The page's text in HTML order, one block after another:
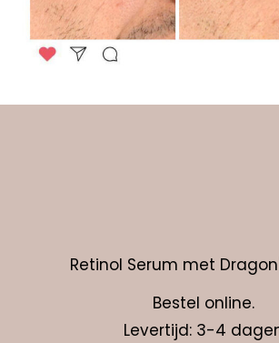
Retinol Serum met
Bestel online.
Levertijd: 3-4